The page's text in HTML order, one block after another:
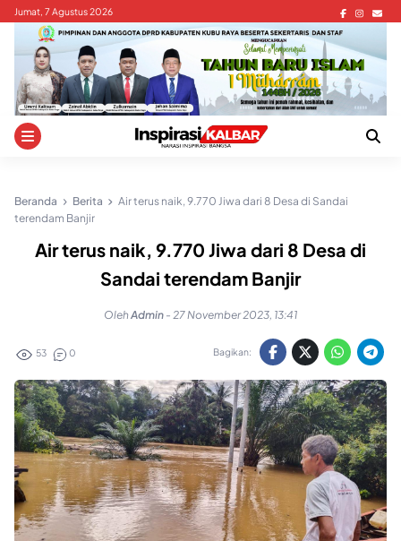
Skip
content
Jumat, 7 Agustus 2026
Beranda Berita
Air terus naik, 9.770 Jiwa dari 8 Desa di Sandai
terendam Banjir
Air terus naik, 9.770 Jiwa dari 8 Desa di
Sandai terendam Banjir
OlehAdmin - 27 November 2023, 13:41
53 0 Bagikan: